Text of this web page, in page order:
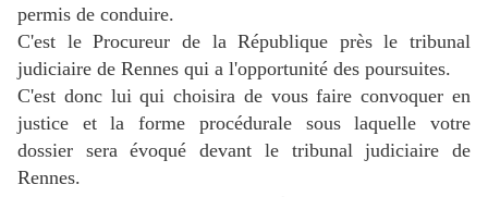
permis de conduire.
C'est le Procureur de la République près le tribunal
judiciaire de Rennes qui a l'opportunité des poursuites.
C'est donc lui qui choisira de vous faire convoquer en
justice et la forme procédurale sous laquelle votre
dossier sera évoqué devant le tribunal judiciaire de
Rennes.